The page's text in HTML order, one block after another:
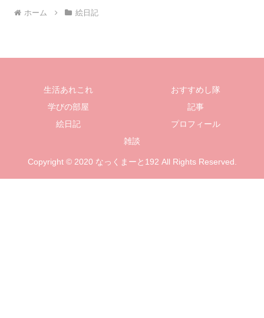
ホーム 絵日記
生活あれこれ
おすすめし隊
学びの部屋
記事
絵日記
プロフィール
雑談
Copyright © 2020 なっくまーと192 All Rights Reserved.